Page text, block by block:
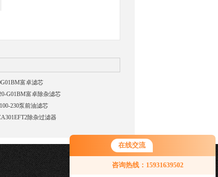
在线交流
咨询热线：15931639502
富卓滤芯
G01BM富卓除杂滤芯
230泵前油滤芯
除杂过滤器